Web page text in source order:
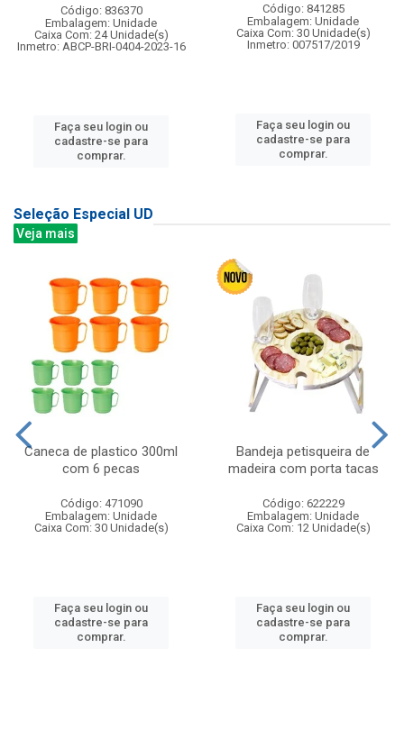
Código: 836370
Embalagem: Unidade
Caixa Com: 24 Unidade(s)
Inmetro: ABCP-BRI-0404-2023-16
Faça seu login ou
cadastre-se para
comprar.
Código: 841285
Embalagem: Unidade
Caixa Com: 30 Unidade(s)
Inmetro: 007517/2019
Faça seu login ou
cadastre-se para
comprar.
Seleção Especial UD
Veja mais
Caneca de plastico 300ml
com 6 pecas
Código: 471090
Embalagem: Unidade
Caixa Com: 30 Unidade(s)
Faça seu login ou
cadastre-se para
comprar.
Bandeja petisqueira de
madeira com porta tacas
Código: 622229
Embalagem: Unidade
Caixa Com: 12 Unidade(s)
Faça seu login ou
cadastre-se para
comprar.